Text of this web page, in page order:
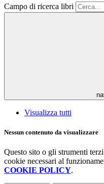
Campo di ricerca libri
Visualizza tutti
Nessun contenuto da visualizzare
Questo sito o gli strumenti
cookie necessari al
COOKIE POLICY.